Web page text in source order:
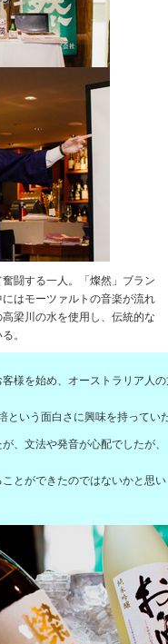
闘する一人。「燦然」ブラン
はモーツァルトの音楽が流れ
梁川の水を使用し、伝統的な
。
様を始め、オーストラリア人
という面白さに興味を持ってい
、文法や発音が心配でしたが
とができたのではないかと思